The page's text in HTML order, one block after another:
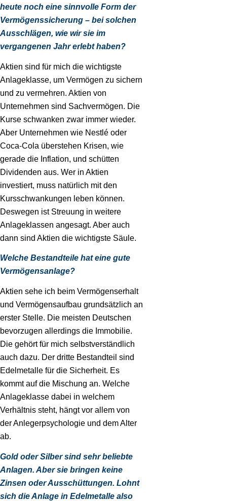
heute noch eine sinnvolle Form der
Vermögenssicherung – bei solchen
Ausschlägen, wie wir sie im
vergangenen Jahr erlebt haben?
Aktien sind für mich die wichtigste
Anlageklasse, um Vermögen zu sichern
und zu vermehren. Aktien von
Unternehmen sind Sachvermögen. Die
Kurse schwanken zwar immer wieder.
Aber Unternehmen wie Nestlé oder
Coca-Cola überstehen Krisen, wie
gerade die Inflation, und schütten
Dividenden aus. Wer in Aktien
investiert, muss natürlich mit den
Kursschwankungen leben können.
Deswegen ist Streuung in weitere
Anlageklassen angesagt. Aber auch
dann sind Aktien die wichtigste Säule.
Welche Bestandteile hat eine gute
Vermögensanlage?
Aktien sehe ich beim Vermögenserhalt
und Vermögensaufbau grundsätzlich an
erster Stelle. Die meisten Deutschen
bevorzugen allerdings die Immobilie.
Die gehört für mich selbstverständlich
auch dazu. Der dritte Bestandteil sind
Edelmetalle für die Sicherheit. Es
kommt auf die Mischung an. Welche
Anlageklasse dabei in welchem
Verhältnis steht, hängt vor allem von
der Anlegerpsychologie und dem Alter
ab.
Gold oder Silber sind sehr beliebte
Anlagen. Aber sie bringen keine
Zinsen oder Ausschüttungen. Lohnt
sich die Anlage in Edelmetalle also